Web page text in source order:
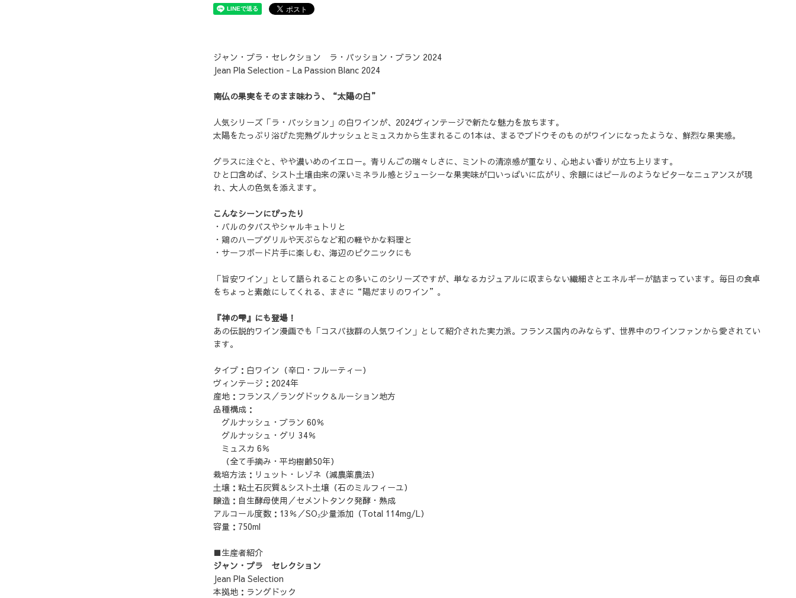
ジャン・プラ・セレクション ラ・パッション・ブラン 2024
Jean Pla Selection - La Passion Blanc 2024
南仏の果実をそのまま味わう、“太陽の白”
人気シリーズ「ラ・パッション」の白ワインが、2024ヴィンテージで新たな魅力を放ちます。
太陽をたっぷり浴びた完熟グルナッシュとミュスカから生まれるこの1本は、まるでブドウそのものがワインになったような、鮮烈な果実感。
グラスに注ぐと、やや濃いめのイエロー。青りんごの瑞々しさに、ミントの清涼感が重なり、心地よい香りが立ち上ります。
ひと口含めば、シスト土壌由来の深いミネラル感とジューシーな果実味が口いっぱいに広がり、余韻にはピールのようなビターなニュアンスが現
れ、大人の色気を添えます。
こんなシーンにぴったり
・バルのタパスやシャルキュトリと
・鶏のハーブグリルや天ぷらなど和の軽やかな料理と
・サーフボード片手に楽しむ、海辺のピクニックにも
「旨安ワイン」として語られることの多いこのシリーズですが、単なるカジュアルに収まらない繊細さとエネルギーが詰まっています。毎日の食卓
をちょっと素敵にしてくれる、まさに“陽だまりのワイン”。
『神の雫』にも登場！
あの伝説的ワイン漫画でも「コスパ抜群の人気ワイン」として紹介された実力派。フランス国内のみならず、世界中のワインファンから愛されてい
ます。
タイプ：白ワイン（辛口・フルーティー）
ヴィンテージ：2024年
産地：フランス／ラングドック＆ルーション地方
品種構成：
グルナッシュ・ブラン 60％
グルナッシュ・グリ 34％
ミュスカ 6％
（全て手摘み・平均樹齢50年）
栽培方法：リュット・レゾネ（減農薬農法）
土壌：粘土石灰質＆シスト土壌（石のミルフィーユ）
醸造：自生酵母使用／セメントタンク発酵・熟成
アルコール度数：13％／SO₂少量添加（Total 114mg/L）
容量：750ml
■生産者紹介
ジャン・プラ セレクション
Jean Pla Selection
本拠地：ラングドック